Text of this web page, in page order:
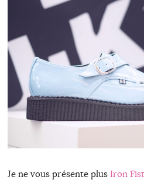
Je ne vous présente plus Iron Fist